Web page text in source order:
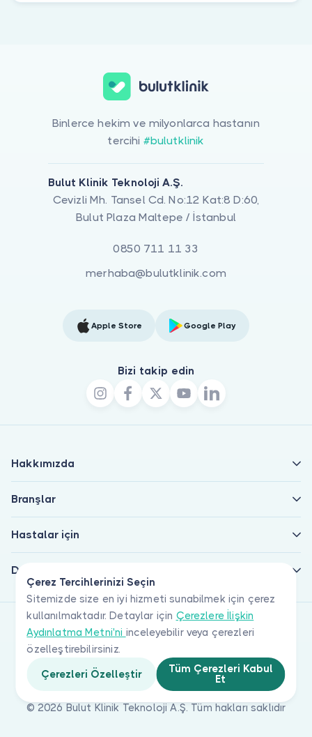
Çerez Tercihlerinizi Seçin
Sitemizde size en iyi hizmeti sunabilmek için çerez
kullanılmaktadır. Detaylar için Çerezlere İlişkin
Aydınlatma Metni'ni inceleyebilir veya çerezleri
özelleştirebilirsiniz.
Çerezleri Özelleştir
Tüm Çerezleri Kabul
Et
Binlerce hekim ve milyonlarca hastanın
tercihi #bulutklinik
Bulut Klinik Teknoloji A.Ş.
Cevizli Mh. Tansel Cd. No:12 Kat:8 D:60,
Bulut Plaza Maltepe / İstanbul
0850 711 11 33
merhaba@bulutklinik.com
Apple Store Google Play
Bizi takip edin
Hakkımızda
Branşlar
Hastalar için
Doktorlar için
© 2026 Bulut Klinik Teknoloji A.Ş. Tüm hakları saklıdır